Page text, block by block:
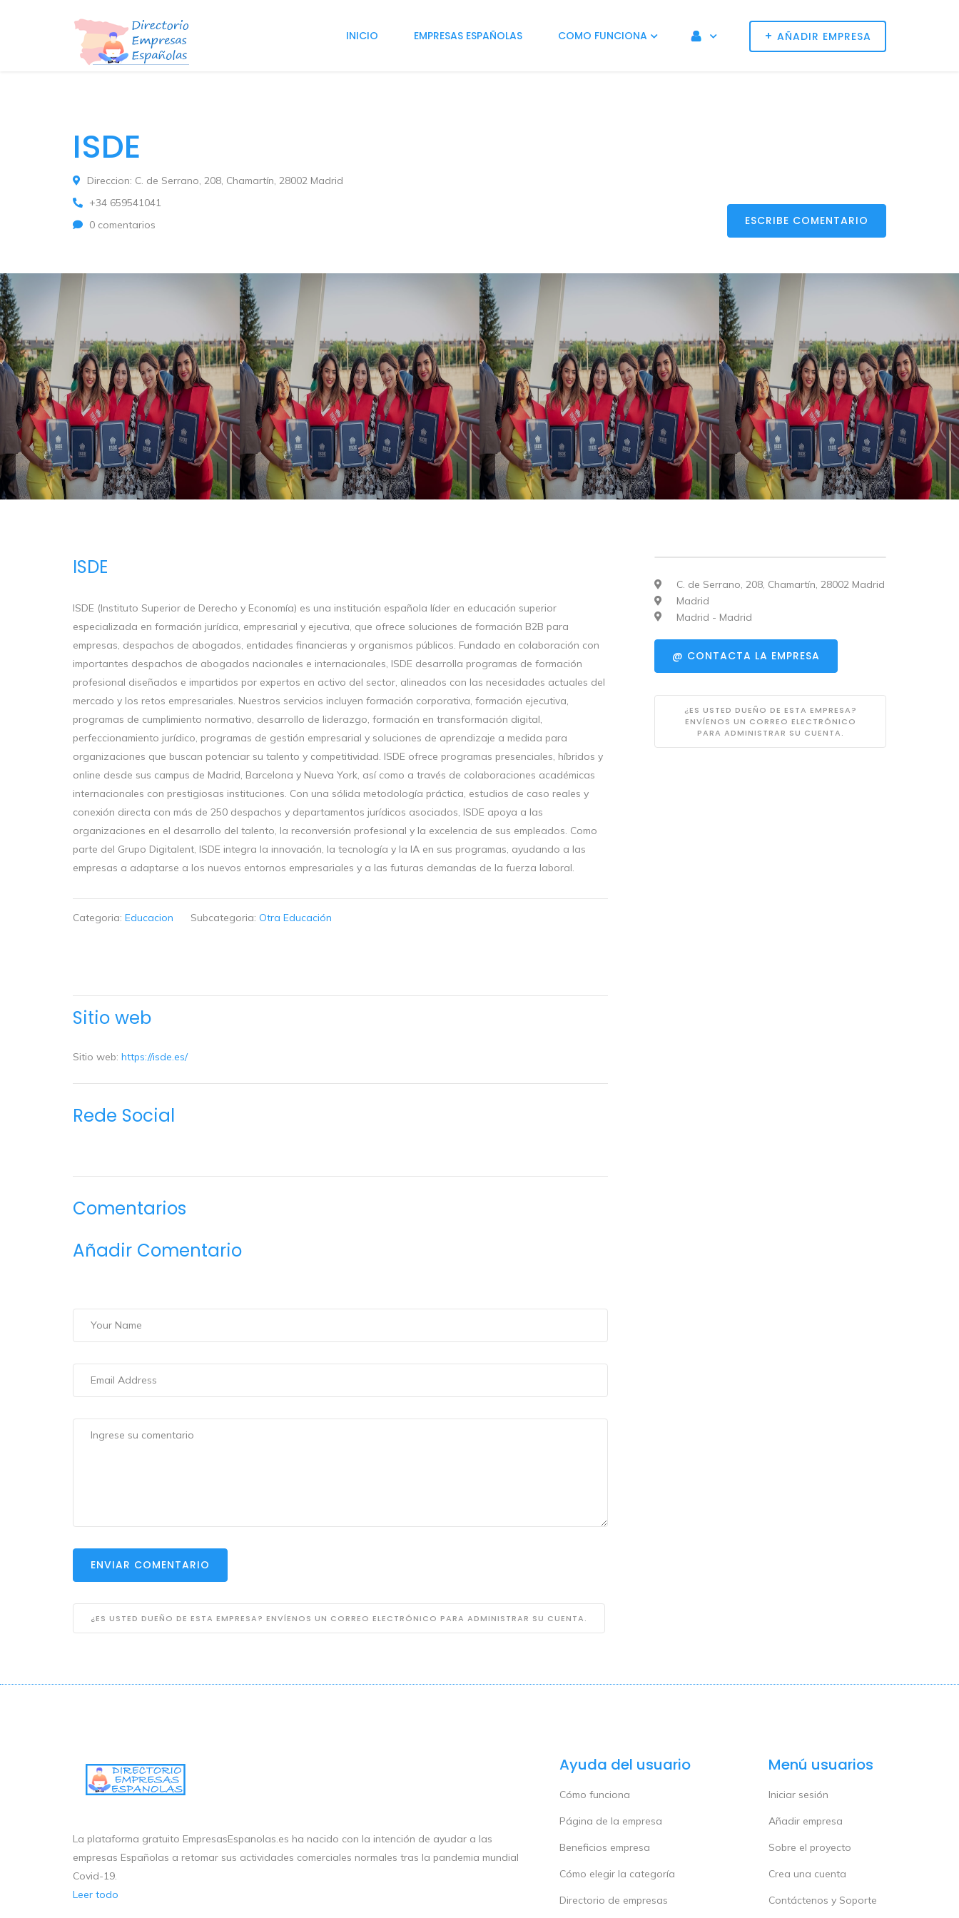
+ AÑADIR EMPRESA
INICIO EMPRESAS ESPAÑOLAS COMO FUNCIONA
ISDE
Direccion: C. de Serrano, 208, Chamartín, 28002 Madrid
+34 659541041
0 comentarios
ESCRIBE COMENTARIO
ISDE
ISDE (Instituto Superior de Derecho y Economía) es una institución española líder en educación superior
especializada en formación jurídica, empresarial y ejecutiva, que ofrece soluciones de formación B2B para
empresas, despachos de abogados, entidades financieras y organismos públicos. Fundado en colaboración con
importantes despachos de abogados nacionales e internacionales, ISDE desarrolla programas de formación
profesional diseñados e impartidos por expertos en activo del sector, alineados con las necesidades actuales del
mercado y los retos empresariales. Nuestros servicios incluyen formación corporativa, formación ejecutiva,
programas de cumplimiento normativo, desarrollo de liderazgo, formación en transformación digital,
perfeccionamiento jurídico, programas de gestión empresarial y soluciones de aprendizaje a medida para
organizaciones que buscan potenciar su talento y competitividad. ISDE ofrece programas presenciales, híbridos y
online desde sus campus de Madrid, Barcelona y Nueva York, así como a través de colaboraciones académicas
internacionales con prestigiosas instituciones. Con una sólida metodología práctica, estudios de caso reales y
conexión directa con más de 250 despachos y departamentos jurídicos asociados, ISDE apoya a las
organizaciones en el desarrollo del talento, la reconversión profesional y la excelencia de sus empleados. Como
parte del Grupo Digitalent, ISDE integra la innovación, la tecnología y la IA en sus programas, ayudando a las
empresas a adaptarse a los nuevos entornos empresariales y a las futuras demandas de la fuerza laboral.
Categoria: Educacion Subcategoria: Otra Educación
Sitio web
Sitio web: https://isde.es/
Rede Social
Comentarios
Añadir Comentario
ENVIAR COMENTARIO
¿ES USTED DUEÑO DE ESTA EMPRESA? ENVÍENOS UN CORREO ELECTRÓNICO PARA ADMINISTRAR SU CUENTA.
C. de Serrano, 208, Chamartín, 28002 Madrid
Madrid
Madrid - Madrid
@ CONTACTA LA EMPRESA
¿ES USTED DUEÑO DE ESTA EMPRESA?
ENVÍENOS UN CORREO ELECTRÓNICO
PARA ADMINISTRAR SU CUENTA.
La plataforma gratuito EmpresasEspanolas.es ha nacido con la intención de ayudar a las
empresas Españolas a retomar sus actividades comerciales normales tras la pandemia mundial
Covid-19.
Leer todo
Ayuda del usuario
Cómo funciona
Página de la empresa
Beneficios empresa
Cómo elegir la categoría
Directorio de empresas
Menú usuarios
Iniciar sesión
Añadir empresa
Sobre el proyecto
Crea una cuenta
Contáctenos y Soporte